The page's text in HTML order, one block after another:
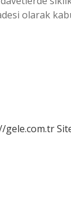
olarak
gele.com.tr